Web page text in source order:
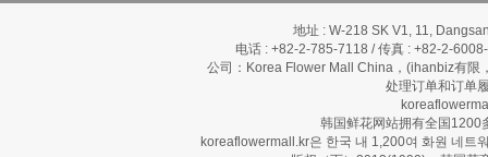
地址 : W-218 SK V1, 11,
电话 : +82-2-785-7118 / 传真 : +82-2-
公司：Korea Flower Mall China，(ihanbiz有限
处理订单和订单
韩国鲜花网站拥有全国1200
koreaflowermall.kr은 한국 내 1,200여 화원 네트